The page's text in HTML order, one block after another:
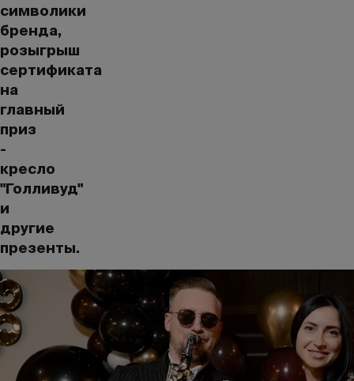
символики
бренда,
розыгрыш
сертификата
на
главный
приз
-
кресло
"Голливуд"
и
другие
презенты.